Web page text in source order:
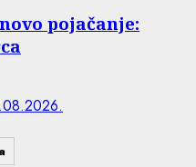
pojačanje: